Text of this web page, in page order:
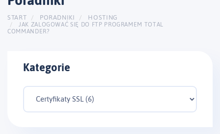
START PORADNIKI HOSTING
JAK ZALOGOWAĆ SIĘ DO FTP PROGRAMEM TOTAL
COMMANDER?
Kategorie